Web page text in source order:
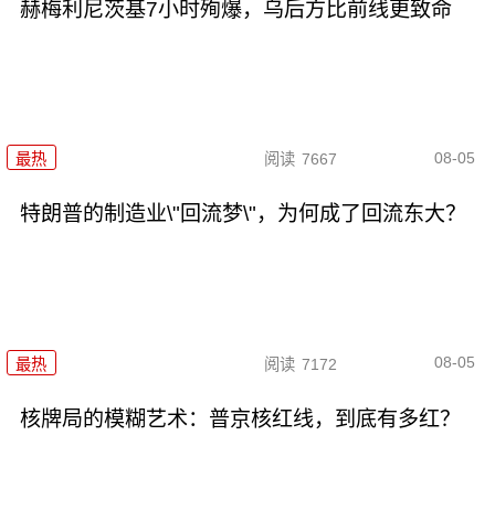
赫梅利尼茨基7小时殉爆，乌后方比前线更致命
最热 阅读 7667 08-05
特朗普的制造业\"回流梦\"，为何成了回流东大？
最热 阅读 7172 08-05
核牌局的模糊艺术：普京核红线，到底有多红？